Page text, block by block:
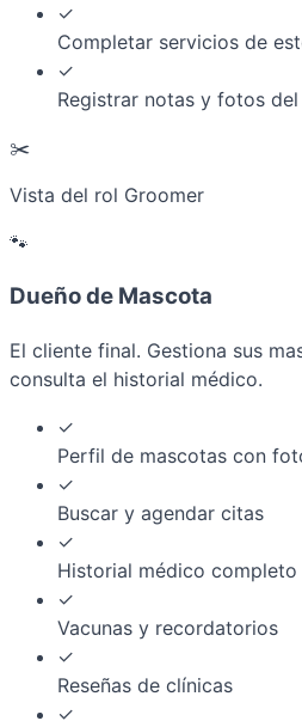
✓
Completar servicios de
✓
Registrar notas y fotos
✂️
Vista del rol Groomer
🐾
Dueño de Mascota
El cliente final. Gestiona sus
consulta el historial médico.
✓
Perfil de mascotas con
✓
Buscar y agendar citas
✓
Historial médico completo
✓
Vacunas y recordatorios
✓
Reseñas de clínicas
✓